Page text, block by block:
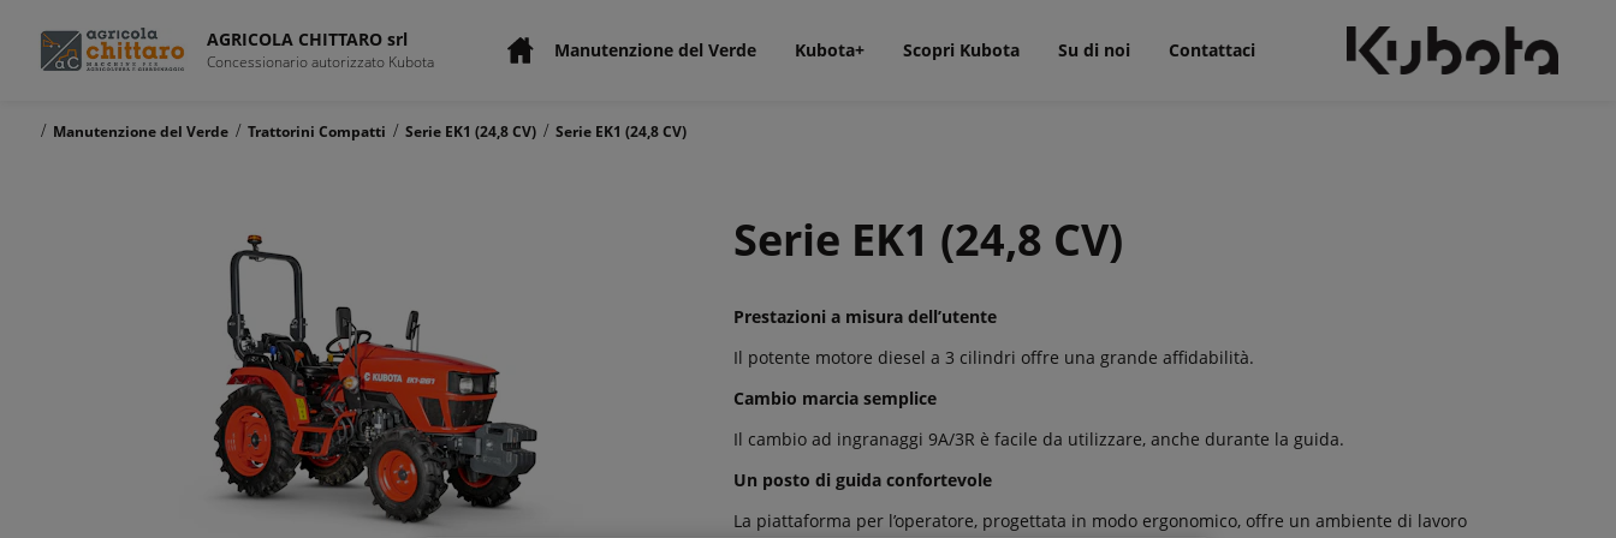
AGRICOLA CHITTARO srl
Concessionario autorizzato Kubota Manutenzione del Verde Kubota+ Scopri Kubota Su di noi Contattaci
/ Manutenzione del Verde / Trattorini Compatti / Serie EK1 (24,8 CV) / Serie EK1 (24,8 CV)
Serie EK1 (24,8 CV)
Prestazioni a misura dell’utente
Il potente motore diesel a 3 cilindri offre una grande affidabilità.
Cambio marcia semplice
Il cambio ad ingranaggi 9A/3R è facile da utilizzare, anche durante la guida.
Un posto di guida confortevole
La piattaforma per l’operatore, progettata in modo ergonomico, offre un ambiente di lavoro